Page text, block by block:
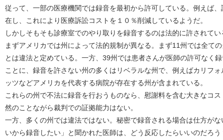
従って、一部の医療機関では録音を最初から許可している。例えば
在し、これにより医療訴訟コストを１０％削減しているようだ。
しかしそもそも診療室でのやり取りを録音するのは法的に許されてい
まずアメリカでは州によって法的規制が異なる。まず11州では全て
とは違法と定めている。一方、39州では患者さんが医師の許可なく
ことに、録音を許さない州の多くはリベラルな州で、例えばカリフ
ッツなどアメリカを代表する病院が存在する州が含まれている。
これらの州で不法に録音を行おうものなら、慰謝料を含む大きなコ
然のことながら裁判での証拠能力はない。
一方、多くの州では違法ではない。秘密で録音される場合は仕方が
いから録音したい」と聞かれた医師は、どう反応したらいいのだろう